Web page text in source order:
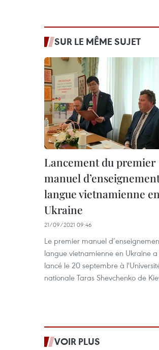
SUR LE MÊME SUJET
Lancement du premier
manuel
langue vietnamienne en
Ukraine
21/09/2021 09:46
Le premier manuel
langue vietnamienne en Ukraine
lancé le 20 septembre à
nationale Taras Shevchenko de
VOIR PLUS